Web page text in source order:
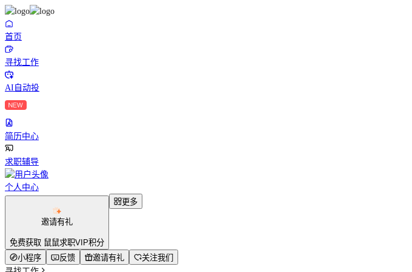
首页
寻找工作
AI自动投
简历中心
求职辅导
个人中心
邀请有礼
免费获取 鼠鼠求职VIP积分
更多
小程序 反馈 邀请有礼
关注我们